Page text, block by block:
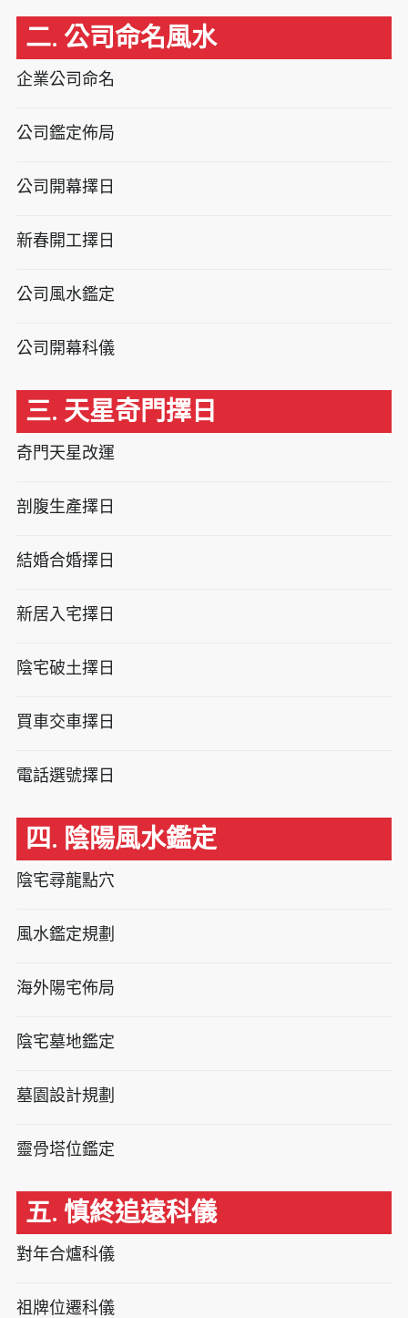
二. 公司命名風水
企業公司命名
公司鑑定佈局
公司開幕擇日
新春開工擇日
公司風水鑑定
公司開幕科儀
三. 天星奇門擇日
奇門天星改運
剖腹生產擇日
結婚合婚擇日
新居入宅擇日
陰宅破土擇日
買車交車擇日
電話選號擇日
四. 陰陽風水鑑定
陰宅尋龍點穴
風水鑑定規劃
海外陽宅佈局
陰宅墓地鑑定
墓園設計規劃
靈骨塔位鑑定
五. 慎終追遠科儀
對年合爐科儀
祖牌位遷科儀